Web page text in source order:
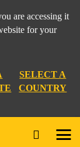
are accessing it
for your
SELECT A
COUNTRY